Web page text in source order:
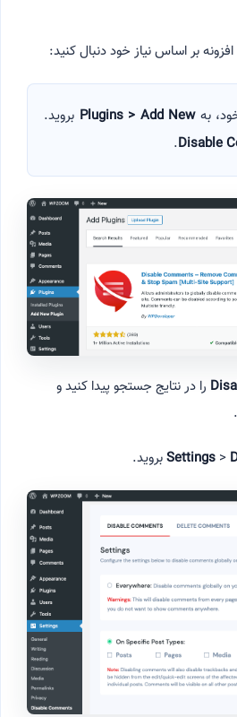
بر اساس نیاز خود دنبال کنید:
بهPlugins > Add New بروید.
Disable
.
را در نتایج جستجو پیدا کنید و
Settings > بروید.